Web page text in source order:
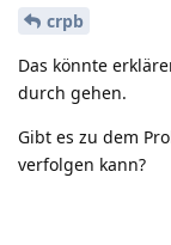
crpb
Das könnte
durch gehen.
Gibt es zu dem
verfolgen kann?